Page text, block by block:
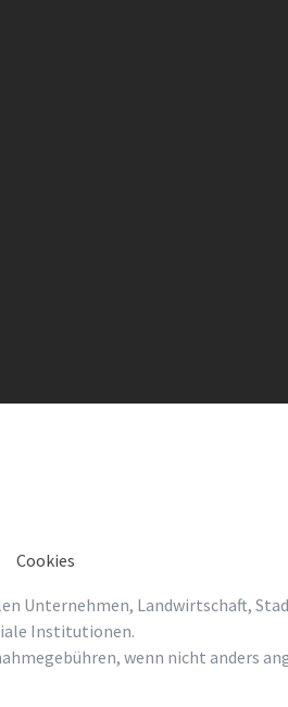
Cookies
Unternehmen, Landwirtschaft,
Institutionen.
wenn nicht anders